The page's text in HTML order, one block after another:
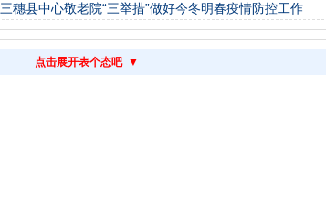
三穗县中心敬老院“三举措”做好今冬明春疫情防控工作
点击展开表个态吧 ▼